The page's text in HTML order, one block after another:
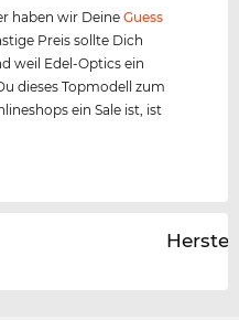
haben wir DeineGuess
Preis sollte Dich
weil Edel-Optics ein
dieses Topmodell zum
ein Sale ist, ist